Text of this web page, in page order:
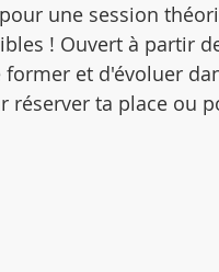
une session
! Ouvert à partir
et d'évoluer
réserver ta place ou